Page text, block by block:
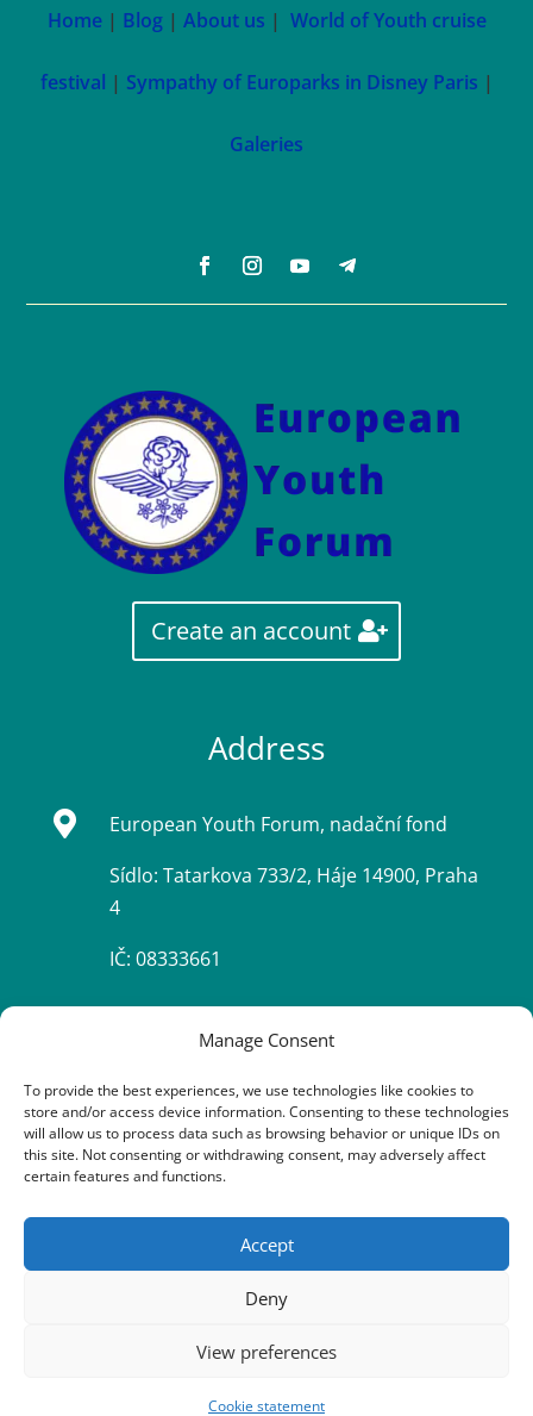
Manage Consent
To provide the best experiences, we use technologies like cookies to
store and/or access device information. Consenting to these technologies
will allow us to process data such as browsing behavior or unique IDs on
this site. Not consenting or withdrawing consent, may adversely affect
certain features and functions.
Accept
Deny
View preferences
Cookie statement
Home| Blog| About us | World of Youth cruise
festival | Sympathy of Europarks in Disney Paris |
Galeries
Create an account
Address

European Youth Forum, nadační fond
Sídlo: Tatarkova 733/2, Háje 14900, Praha
4
IČ: 08333661
Contacts

+420 603 163 155
+420 773 170 954
festival@praha-cz.net
2026© European Youth Forum